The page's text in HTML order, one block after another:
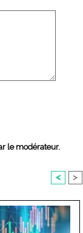
le modérateur.
< >